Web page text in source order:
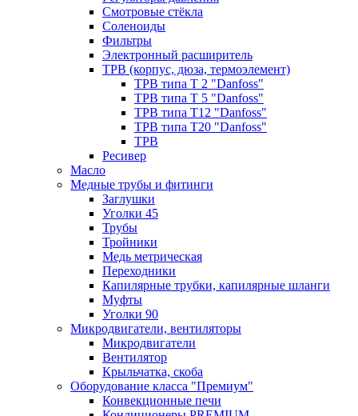
Смотровые стёкла
Соленоиды
Фильтры
Электронный расширитель
ТРВ (корпус, дюза, термоэлемент)
ТРВ типа Т 2 "Danfoss"
ТРВ типа Т 5 "Danfoss"
ТРВ типа Т12 "Danfoss"
ТРВ типа Т20 "Danfoss"
ТРВ
Ресивер
Масло
Медные трубы и фитинги
Заглушки
Уголки 45
Трубы
Тройники
Медь метрическая
Переходники
Капилярные трубки, капилярные шланги
Муфты
Уголки 90
Микродвигатели, вентиляторы
Микродвигатели
Вентилятор
Крыльчатка, скоба
Оборудование класса "Премиум"
Конвекционные печи